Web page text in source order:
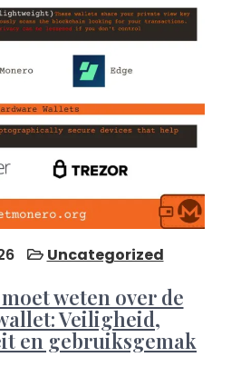
Uncategorized
weten over de
Veiligheid,
en gebruiksgemak